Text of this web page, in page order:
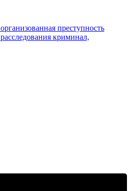
организованная преступность
расследования криминал,